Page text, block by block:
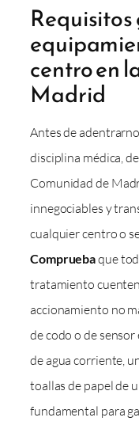
centro en
Madrid
Antes de
disciplina médica,
Comunidad de
innegociables y
cualquier centro o
Compruebaque
tratamiento
accionamiento no
de codo o de
de agua corriente,
toallas de papel de
fundamental para